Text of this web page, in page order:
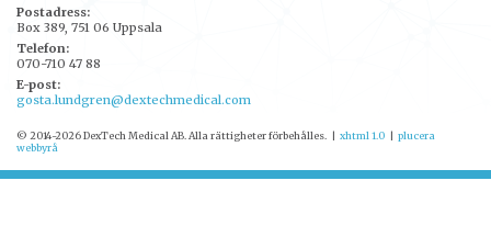
Postadress:
Box 389, 751 06 Uppsala
Telefon:
070-710 47 88
E-post:
gosta.lundgren@dextechmedical.com
© 2014-2026 DexTech Medical AB. Alla rättigheter förbehålles. | xhtml 1.0 | plucera
webbyrå